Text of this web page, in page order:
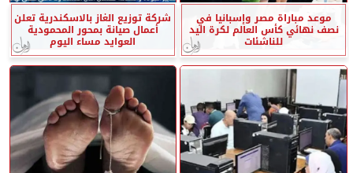
موعد مباراة مصر وإسبانيا في
نصف نهائي كأس العالم لكرة اليد
للناشئات
شركة توزيع الغاز بالاسكندرية تعلن
أعمال صيانة بمحور المحمودية
العوايد مساء اليوم